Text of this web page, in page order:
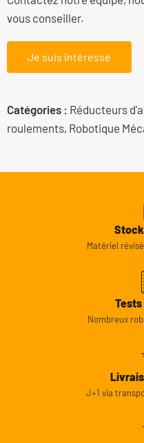
vous conseiller.
Je suis intéressé
Catégories : Réducteurs
roulements, Robotique
Matériel
Nombreux
J+1 via